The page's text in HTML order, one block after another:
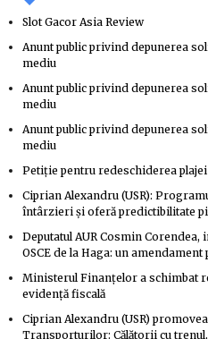
Slot Gacor Asia Review
Anunt public privind depunerea
mediu
Anunt public privind depunerea
mediu
Anunt public privind depunerea
mediu
Petiție pentru redeschiderea
Ciprian Alexandru (USR):
întârzieri și oferă predictibilitate
Deputatul AUR Cosmin Corendea,
OSCE de la Haga: un
Ministerul Finanțelor a schimbat
evidență fiscală
Ciprian Alexandru (USR)
Transporturilor: Călătorii cu